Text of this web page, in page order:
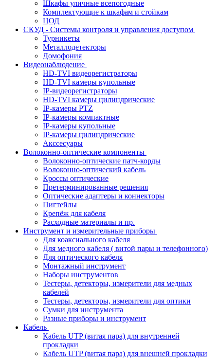
Шкафы уличные всепогодные
Комплектующие к шкафам и стойкам
ЦОД
СКУД - Системы контроля и управления доступом
Турникеты
Металлодетекторы
Домофония
Видеонаблюдение
HD-TVI видеорегистраторы
HD-TVI камеры купольные
IP-видеорегистраторы
HD-TVI камеры цилиндрические
IP-камеры PTZ
IP-камеры компактные
IP-камеры купольные
IP-камеры цилиндрические
Акссесуары
Волоконно-оптические компоненты
Волоконно-оптические патч-корды
Волоконно-оптический кабель
Кроссы оптические
Претерминированные решения
Оптические адаптеры и коннекторы
Пигтейлы
Крепёж для кабеля
Расходные материалы и пр.
Инструмент и измерительные приборы
Для коаксиального кабеля
Для медного кабеля ( витой пары и телефонного)
Для оптического кабеля
Монтажный инструмент
Наборы инструментов
Тестеры, детекторы, измерители для медных
кабелей
Тестеры, детекторы, измерители для оптики
Сумки для инструмента
Разные приборы и инструмент
Кабель
Кабель UTP (витая пара) для внутренней
прокладки
Кабель UTP (витая пара) для внешней прокладки